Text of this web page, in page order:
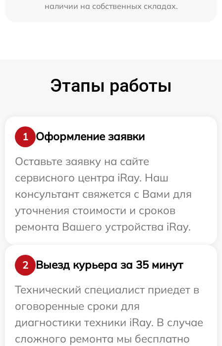
наличии на собственных складах.
Этапы работы
1
Оформление заявки
Оставьте заявку на сайте
сервисного центра iRay. Наш
консультант свяжется с Вами для
уточнения стоимости и сроков
ремонта Вашего устройства iRay.
2
Выезд курьера за 35 минут
Технический специалист приедет в
оговоренные сроки для
диагностики техники iRay. В случае
сложного ремонта мы бесплатно